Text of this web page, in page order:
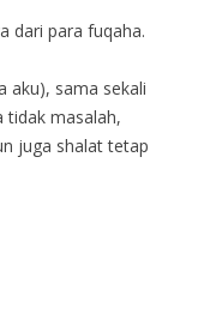
dari para fuqaha.
aku), sama sekali
tidak masalah,
juga shalat tetap